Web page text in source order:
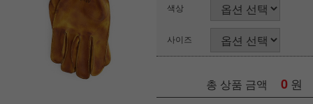
색상
사이즈
총 상품 금액 0 원